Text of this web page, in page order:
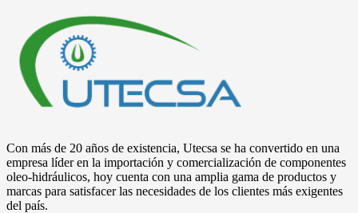
Con más de 20 años de existencia, Utecsa se ha convertido en una
empresa líder en la importación y comercialización de componentes
oleo-hidráulicos, hoy cuenta con una amplia gama de productos y
marcas para satisfacer las necesidades de los clientes más exigentes
del país.